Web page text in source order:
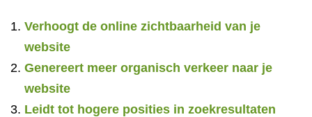
Verhoogt de online zichtbaarheid van je
website
Genereert meer organisch verkeer naar je
website
Leidt tot hogere posities in zoekresultaten